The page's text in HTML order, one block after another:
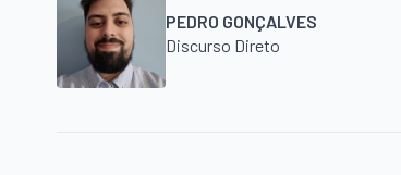
PEDRO GONÇALVES
Discurso Direto